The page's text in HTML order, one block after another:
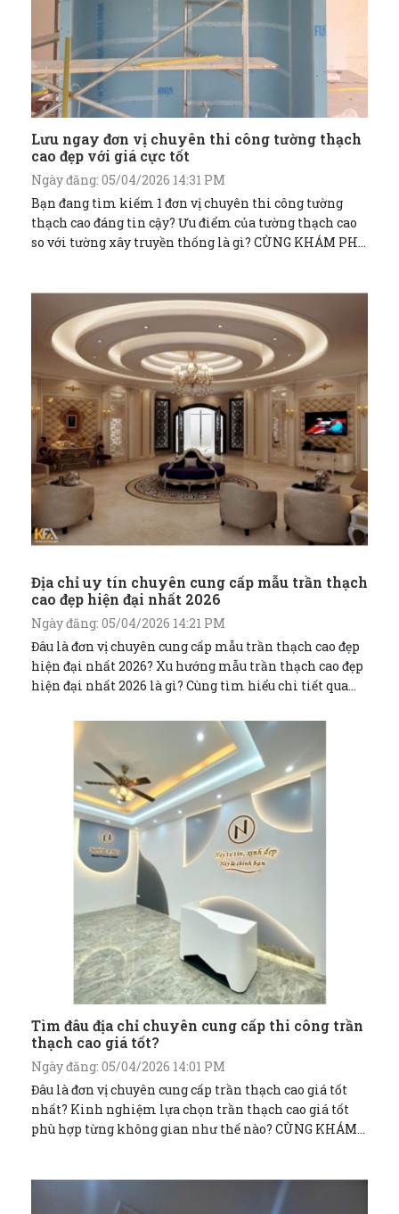
Lưu ngay đơn vị chuyên thi công tường thạch
cao đẹp với giá cực tốt
Ngày đăng: 05/04/2026 14:31 PM
Bạn đang tìm kiếm 1 đơn vị chuyên thi công tường
thạch cao đáng tin cậy? Ưu điểm của tường thạch cao
so với tường xây truyền thống là gì? CÙNG KHÁM PHÁ
Địa chỉ uy tín chuyên cung cấp mẫu trần thạch
cao đẹp hiện đại nhất 2026
Ngày đăng: 05/04/2026 14:21 PM
Đâu là đơn vị chuyên cung cấp mẫu trần thạch cao đẹp
hiện đại nhất 2026? Xu hướng mẫu trần thạch cao đẹp
hiện đại nhất 2026 là gì? Cùng tìm hiểu chi tiết qua
Tìm đâu địa chỉ chuyên cung cấp thi công trần
thạch cao giá tốt?
Ngày đăng: 05/04/2026 14:01 PM
Đâu là đơn vị chuyên cung cấp trần thạch cao giá tốt
nhất? Kinh nghiệm lựa chọn trần thạch cao giá tốt
phù hợp từng không gian như thế nào? CÙNG KHÁM